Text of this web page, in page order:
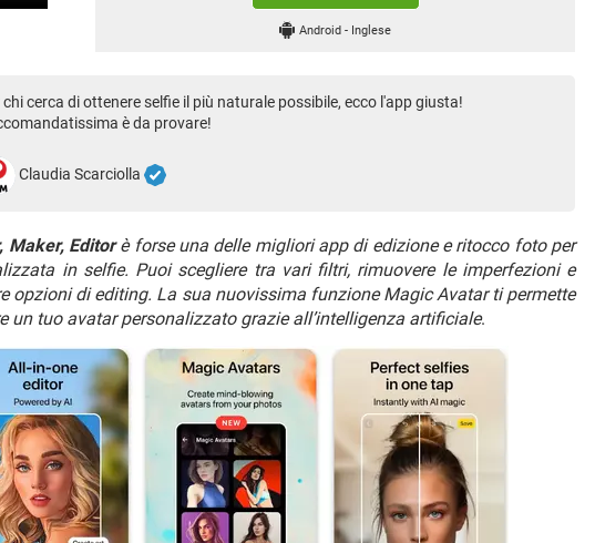
Android - Inglese
chi cerca di ottenere selfie il più naturale possibile, ecco l'app giusta!
è da provare!
Claudia Scarciolla
Maker, Editorè forse una delle migliori app di edizione e ritocco foto per
in selfie. Puoi scegliere tra vari filtri, rimuovere le imperfezioni e
opzioni di editing. La sua nuovissima funzione Magic Avatar ti permette
un tuo avatar personalizzato grazie all’intelligenza artificiale.